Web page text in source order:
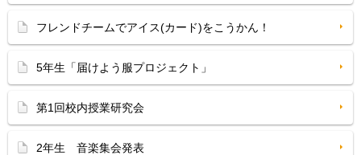
フレンドチームでアイス(カード)をこうかん！
5年生「届けよう服プロジェクト」
第1回校内授業研究会
2年生 音楽集会発表